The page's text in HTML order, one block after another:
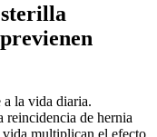
a la vida diaria.
reincidencia de hernia
vida multiplican el efecto